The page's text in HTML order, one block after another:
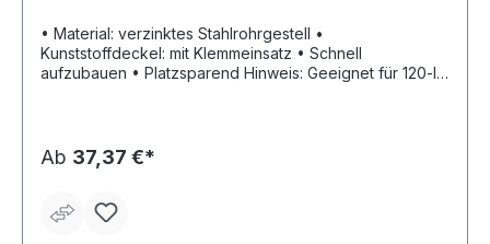
• Material: verzinktes Stahlrohrgestell •
Kunststoffdeckel: mit Klemmeinsatz • Schnell
aufzubauen • Platzsparend Hinweis: Geeignet für 120-l-
Ab 37,37 €*